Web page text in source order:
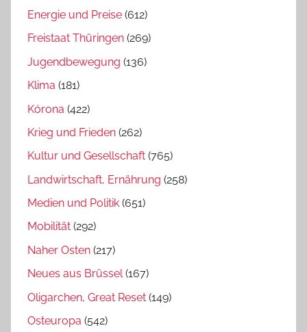
Energie und Preise (612)
Freistaat Thüringen (269)
Jugendbewegung (136)
Klima (181)
Kórona (422)
Krieg und Frieden (262)
Kultur und Gesellschaft (765)
Landwirtschaft, Ernährung (258)
Medien und Politik (651)
Mobilität (292)
Naher Osten (217)
Neues aus Brüssel(167)
Oligarchen, Great Reset (149)
Osteuropa (542)